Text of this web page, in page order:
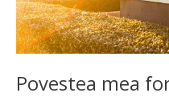
Povestea mea